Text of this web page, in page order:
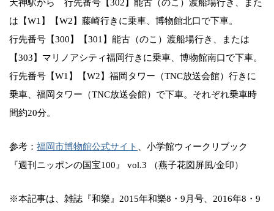
天神駅から 行先番号【302】能古（のこ）渡船場行き、また
は【W1】【W2】藤崎行きに乗車、博物館北口で下車。
行先番号【300】【301】能古（のこ）渡船場行き、または
【303】マリノアシティ福岡行きに乗車、博物館南口で下車。
行先番号【W1】【W2】福岡タワー（TNC放送会館）行きに
乗車、福岡タワー（TNC放送会館）で下車。それぞれ乗車時
間約20分。
参考： 福岡市博物館公式サイト
、小学館ウィークリブック
『週刊ニッポンの国宝100』 vol.3 （燕子花図屏風/金印）
※本記事は、雑誌『和樂』2015年和樂8・9月号、2016年8・9